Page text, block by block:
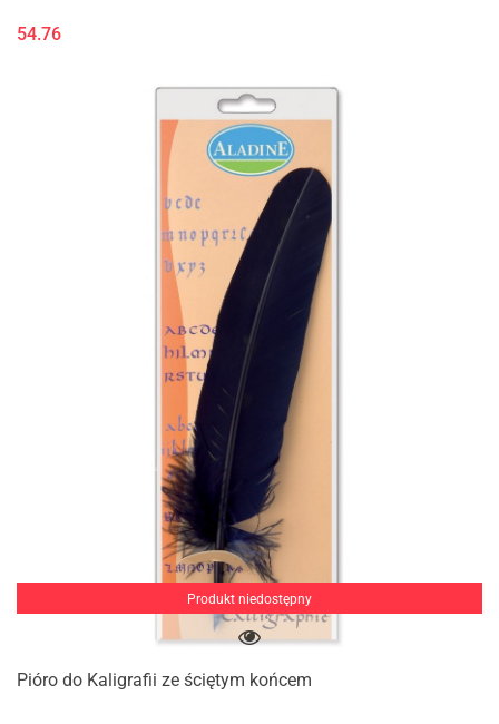
54.76
Produkt niedostępny
Pióro do Kaligrafii ze ściętym końcem